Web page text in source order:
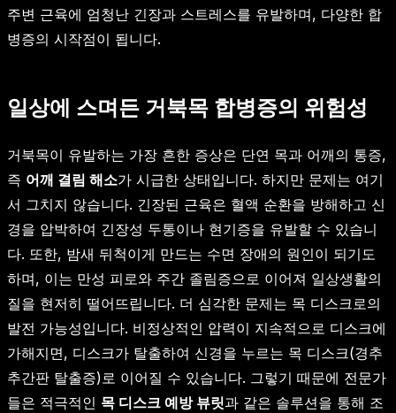
주변 근육에 엄청난 긴장과 스트레스를 유발하며, 다양한 합
병증의 시작점이 됩니다.
일상에 스며든 거북목 합병증의 위험성
거북목이 유발하는 가장 흔한 증상은 단연 목과 어깨의 통증,
즉 어깨 결림 해소가 시급한 상태입니다. 하지만 문제는 여기
서 그치지 않습니다. 긴장된 근육은 혈액 순환을 방해하고 신
경을 압박하여 긴장성 두통이나 현기증을 유발할 수 있습니
다. 또한, 밤새 뒤척이게 만드는 수면 장애의 원인이 되기도
하며, 이는 만성 피로와 주간 졸림증으로 이어져 일상생활의
질을 현저히 떨어뜨립니다. 더 심각한 문제는 목 디스크로의
발전 가능성입니다. 비정상적인 압력이 지속적으로 디스크에
가해지면, 디스크가 탈출하여 신경을 누르는 목 디스크(경추
추간판 탈출증)로 이어질 수 있습니다. 그렇기 때문에 전문가
들은 적극적인 목 디스크 예방 뷰릿과 같은 솔루션을 통해 조